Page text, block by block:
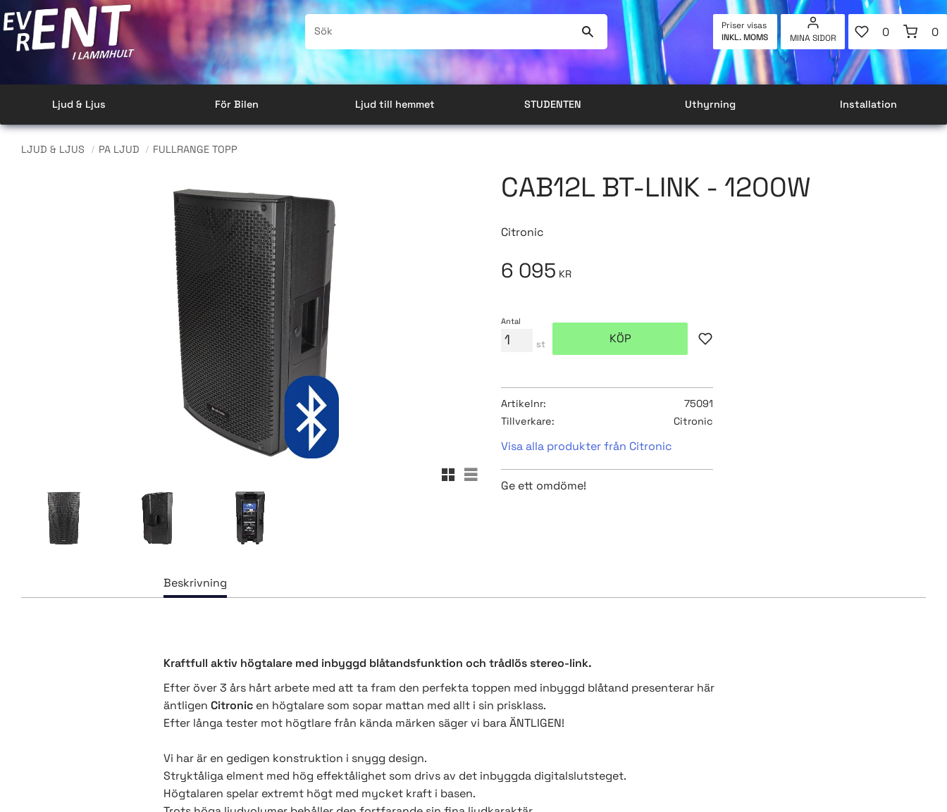
Priser visas
INKL. MOMS
MINA SIDOR
FAVORITER
ANTAL
0 0
Ljud & Ljus För Bilen Ljud till hemmet STUDENTEN Uthyrning Installation
LJUD & LJUS PA LJUD FULLRANGE TOPP
CAB12L BT-LINK - 1200W
Citronic
Rutnätsvy
Listvy
6 095 KR
Antal
st KÖP Lägg till i favoriter
Artikelnr
75091
Tillverkare
Citronic
Visa alla produkter från Citronic
Ge ett omdöme!
Kraftfull aktiv högtalare med inbyggd blåtandsfunktion och trådlös stereo-link.
Efter över 3 års hårt arbete med att ta fram den perfekta toppen med inbyggd blåtand presenterar här
äntligen Citronicen högtalare som sopar mattan med allt i sin prisklass.
Efter långa tester mot högtlare från kända märken säger vi bara ÄNTLIGEN!
Vi har är en gedigen konstruktion i snygg design.
Stryktåliga elment med hög effektålighet som drivs av det inbyggda digitalslutsteget.
Högtalaren spelar extremt högt med mycket kraft i basen.